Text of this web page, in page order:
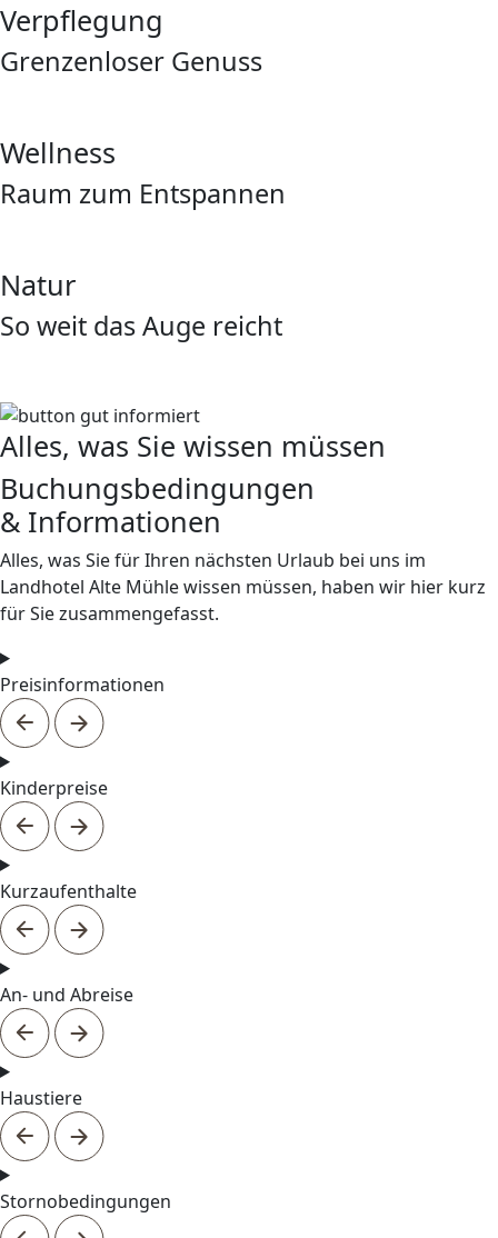
Verpflegung
Grenzenloser Genuss
Wellness
Raum zum Entspannen
Natur
So weit das Auge reicht
Alles, was Sie wissen müssen
Buchungs­bedingungen
& Informationen
Alles, was Sie für Ihren nächsten Urlaub bei uns im
Landhotel Alte Mühle wissen müssen, haben wir hier kurz
für Sie zusammengefasst.
Preisinformationen
Kinderpreise
Kurzaufenthalte
An- und Abreise
Haustiere
Stornobedingungen